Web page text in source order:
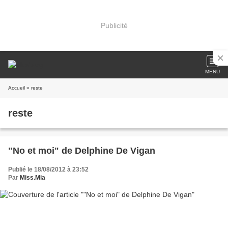
Publicité
MENU
Accueil » reste
reste
"No et moi" de Delphine De Vigan
Publié le 18/08/2012 à 23:52
Par Miss.Mia